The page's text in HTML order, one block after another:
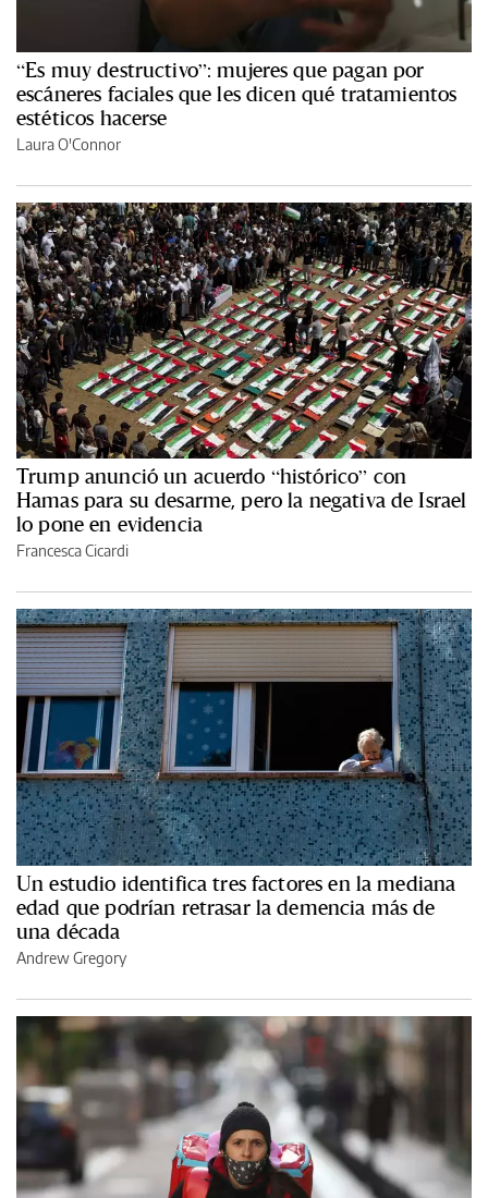
“Es muy destructivo”: mujeres que pagan por
escáneres faciales que les dicen qué tratamientos
estéticos hacerse
Laura O'Connor
Trump anunció un acuerdo “histórico” con
Hamas para su desarme, pero la negativa de Israel
lo pone en evidencia
Francesca Cicardi
Un estudio identifica tres factores en la mediana
edad que podrían retrasar la demencia más de
una década
Andrew Gregory